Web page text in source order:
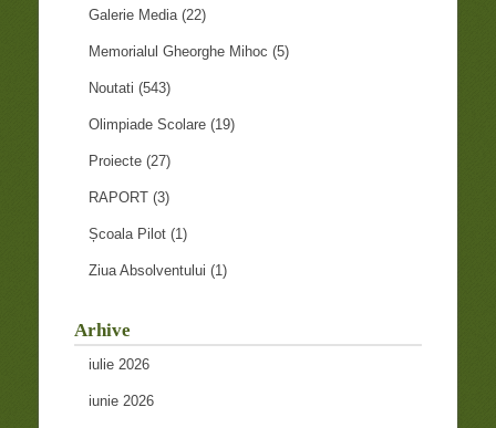
Galerie Media(22)
Memorialul Gheorghe Mihoc (5)
Noutati (543)
Olimpiade Scolare (19)
Proiecte (27)
RAPORT (3)
Școala Pilot (1)
Ziua Absolventului (1)
Arhive
iulie 2026
iunie 2026